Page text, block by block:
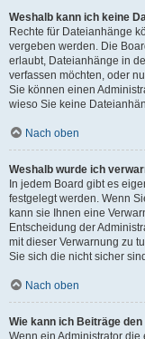
Weshalb kann ich keine
Rechte für Dateianhänge
vergeben werden. Die
erlaubt, Dateianhänge in
verfassen möchten, oder
Sie können einen
wieso Sie keine
Nach oben
Weshalb wurde ich
In jedem Board gibt es
festgelegt werden. Wenn
kann sie Ihnen eine
Entscheidung der
mit dieser Verwarnung zu
Sie sich die nicht sicher
Nach oben
Wie kann ich Beiträge
Wenn ein Administrator